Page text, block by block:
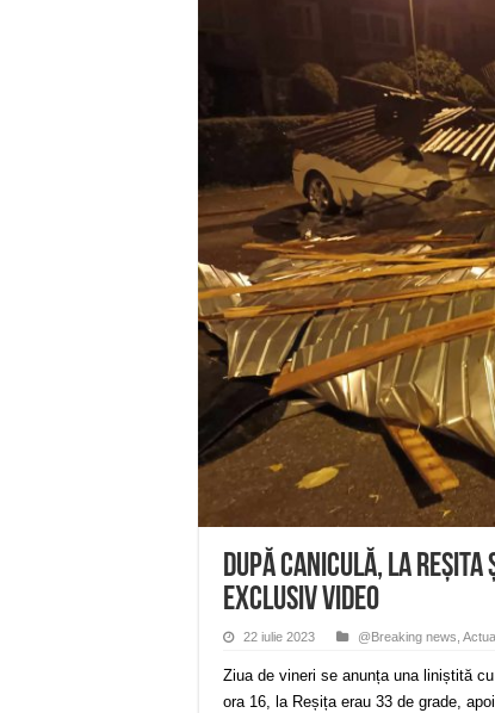
Anunț important –
Ștrandul Termal Ring
Miresme de lavandă,
ANUNȚ OPRIRE APĂ
ANUNŢ OPRIRE APĂ
După caniculă, la
EXCLUSIV VIDEO
22 iulie 2023 @Breaking news
Ziua de vineri se anunța una liniștită
ora 16, la Reșița erau 33 de grade,